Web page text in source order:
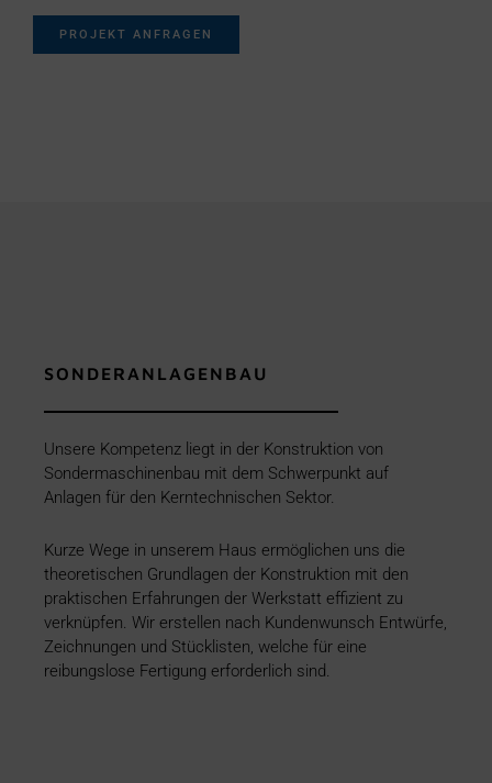
PROJEKT ANFRAGEN
SONDERANLAGENBAU
Unsere Kompetenz liegt in der Konstruktion von
Sondermaschinenbau mit dem Schwerpunkt auf
Anlagen für den Kerntechnischen Sektor.
Kurze Wege in unserem Haus ermöglichen uns die
theoretischen Grundlagen der Konstruktion mit den
praktischen Erfahrungen der Werkstatt effizient zu
verknüpfen. Wir erstellen nach Kundenwunsch Entwürfe,
Zeichnungen und Stücklisten, welche für eine
reibungslose Fertigung erforderlich sind.